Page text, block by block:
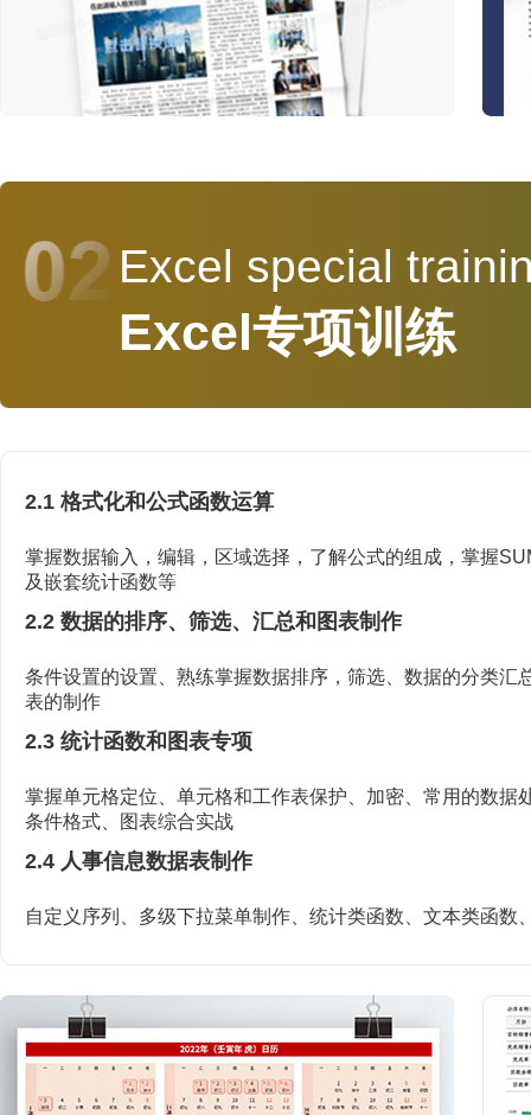
Excel special
Excel专项训练
2.1 格式化和公式函数运算
掌握数据输入，编辑，区域选择，了解公式的组成，掌握
及嵌套统计函数等
2.2 数据的排序、筛选、汇总和图表制作
条件设置的设置、熟练掌握数据排序，筛选、数据的分类汇
表的制作
2.3 统计函数和图表专项
掌握单元格定位、单元格和工作表保护、加密、常用的数据
条件格式、图表综合实战
2.4 人事信息数据表制作
自定义序列、多级下拉菜单制作、统计类函数、文本类函数